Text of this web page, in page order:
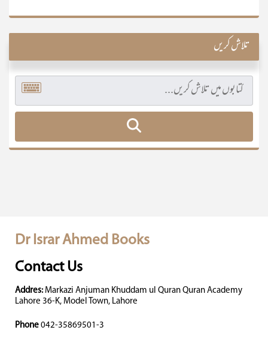
تلاش کریں
Dr Israr Ahmed Books
Contact Us
Addres: Markazi Anjuman Khuddam ul Quran Quran Academy
Lahore 36-K, Model Town, Lahore
Phone 042-35869501-3